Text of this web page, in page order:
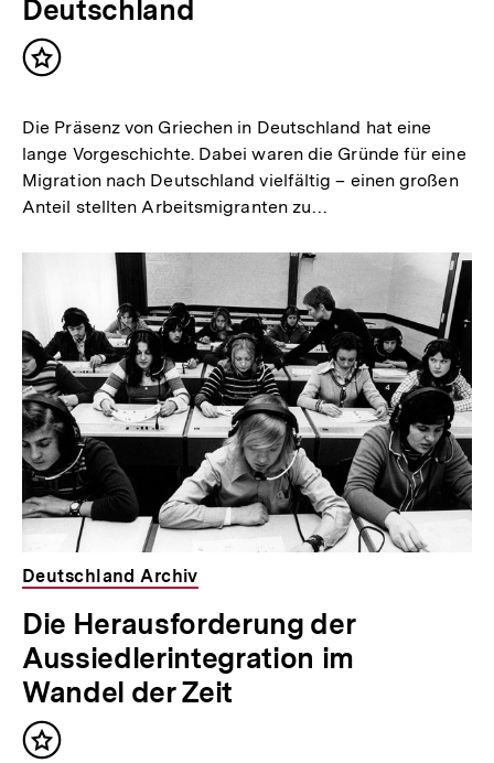
Deutschland
Inhalt
Die Präsenz von Griechen in Deutschland hat eine
lange Vorgeschichte. Dabei waren die Gründe für eine
Migration nach Deutschland vielfältig – einen großen
Anteil stellten Arbeitsmigranten zu…
Deutschland Archiv
Die Herausforderung der
Aussiedlerintegration im
Wandel der Zeit
Inhalt